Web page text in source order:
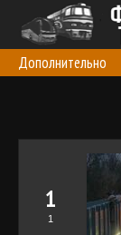
Дополнительно
1
1